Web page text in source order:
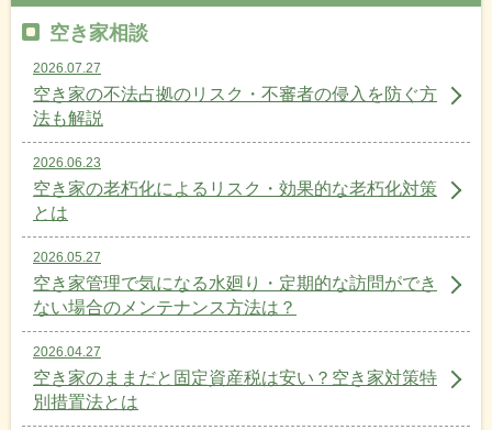
空き家相談
2026.07.27
空き家の不法占拠のリスク・不審者の侵入を防ぐ方
法も解説
2026.06.23
空き家の老朽化によるリスク・効果的な老朽化対策
とは
2026.05.27
空き家管理で気になる水廻り・定期的な訪問ができ
ない場合のメンテナンス方法は？
2026.04.27
空き家のままだと固定資産税は安い？空き家対策特
別措置法とは